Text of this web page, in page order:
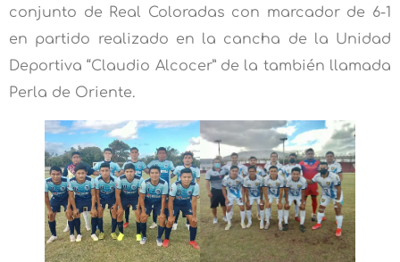
conjunto de Real Coloradas con marcador de 6-1
en partido realizado en la cancha de la Unidad
Deportiva “Claudio Alcocer” de la también llamada
Perla de Oriente.